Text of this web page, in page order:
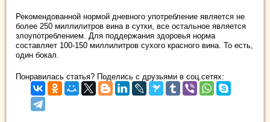
Рекомендованной нормой дневного употребление является не
более 250 миллилитров вина в сутки, все остальное является
злоупотреблением. Для поддержания здоровья норма
составляет 100-150 миллилитров сухого красного вина. То есть,
один бокал.
Понравилась статья? Поделись с друзьями в соц.сетях: